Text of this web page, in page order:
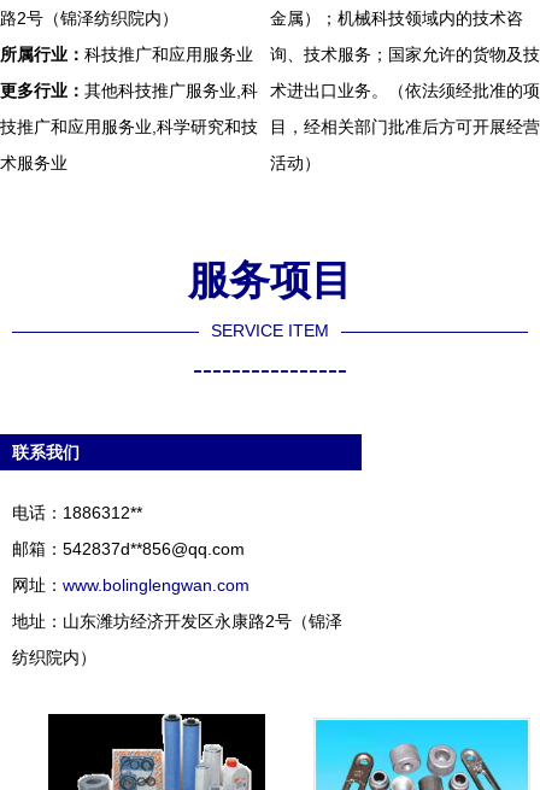
路2号（锦泽纺织院内）
所属行业： 科技推广和应用服务业
更多行业： 其他科技推广服务业,科
技推广和应用服务业,科学研究和技
术服务业
金属）；机械科技领域内的技术咨
询、技术服务；国家允许的货物及技
术进出口业务。（依法须经批准的项
目，经相关部门批准后方可开展经营
活动）
服务项目
SERVICE ITEM
----------------
联系我们
电话：1886312**
邮箱：542837d**856@qq.com
网址： www.bolinglengwan.com
地址：山东潍坊经济开发区永康路2号（锦泽
纺织院内）